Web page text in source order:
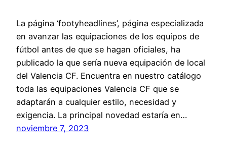
La página ‘footyheadlines’, página especializada
en avanzar las equipaciones de los equipos de
fútbol antes de que se hagan oficiales, ha
publicado la que sería nueva equipación de local
del Valencia CF. Encuentra en nuestro catálogo
toda las equipaciones Valencia CF que se
adaptarán a cualquier estilo, necesidad y
exigencia. La principal novedad estaría en…
noviembre 7, 2023